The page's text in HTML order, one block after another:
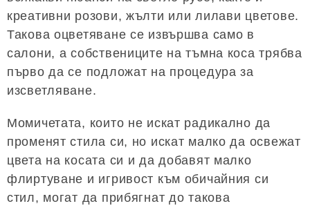
креативни розови, жълти или лилави цветове.
Такова оцветяване се извършва само в
салони, а собствениците на тъмна коса трябва
първо да се подложат на процедура за
изсветляване.
Момичетата, които не искат радикално да
променят стила си, но искат малко да освежат
цвета на косата си и да добавят малко
флиртуване и игривост към обичайния си
стил, могат да прибягнат до такова